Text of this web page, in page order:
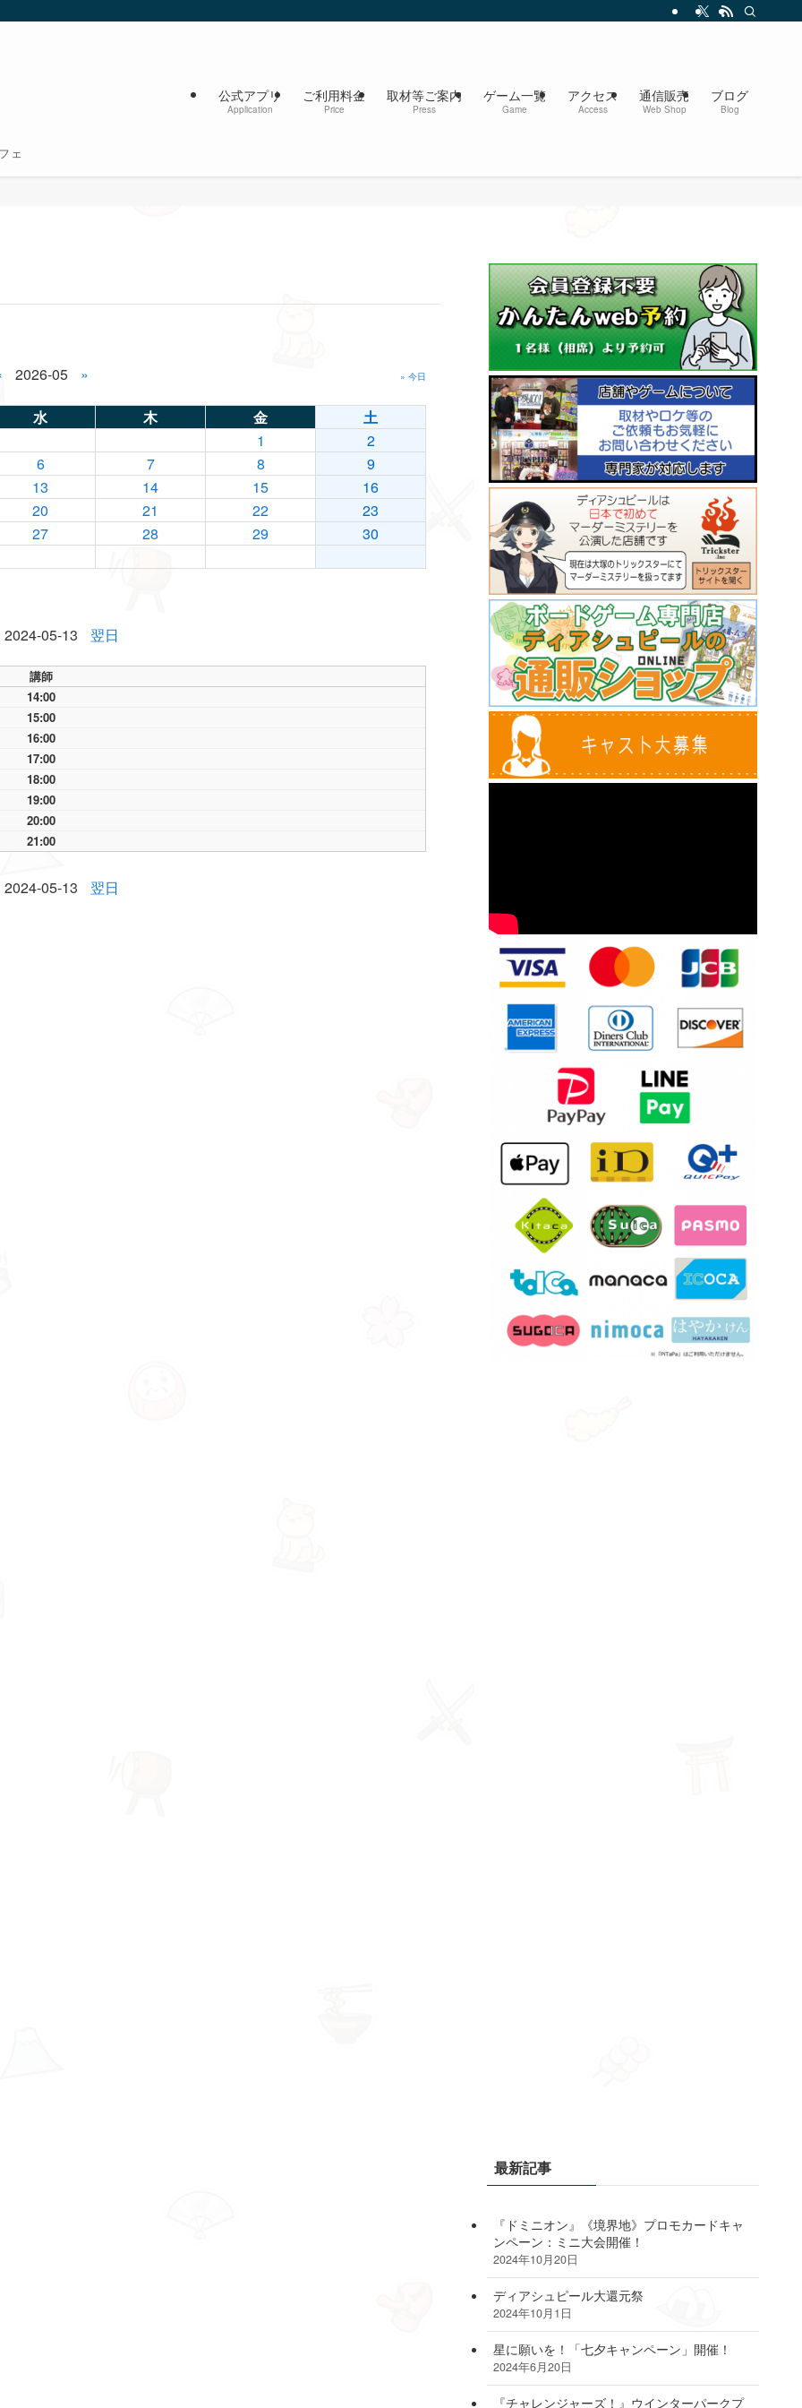
ェ
公式アプリ
Application
ご利用料金
Price
取材等ご案内
Press
ゲーム一覧
Game
アクセス
Access
通信販売
Web Shop
ブログ
Blog
2026-05 » » 今日
水 木 金
土
1
2
6
7 8
9
13
14 15
16
20
21 22
23
27
28 29 30
2024-05-13 翌日
講師
14:00
15:00
16:00
17:00
18:00
19:00
20:00
21:00
2024-05-13 翌日
最新記事
『ドミニオン』《境界地》プロモカードキャ
ンペーン：ミニ大会開催！
2024年10月20日
ディアシュピール大還元祭
2024年10月1日
星に願いを！「七夕キャンペーン」開催！
2024年6月20日
『チャレンジャーズ！』ウインターパークプ